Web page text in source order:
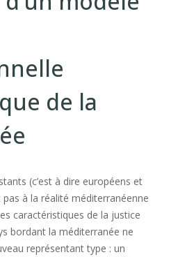
de la
(c’est à dire européens et
à la réalité méditerranéenne
caractéristiques de la justice
bordant la méditerranée ne
représentant type : un